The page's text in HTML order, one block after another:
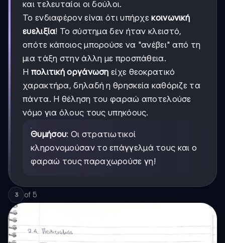
και τελευταίοι οι δούλοι.
Το ενδιαφέρον είναι ότι υπήρχεκοινωνική
ευελιξία! Το σύστημα δεν ήταν κλειστό,
οπότε κάποιος μπορούσε να "ανέβει" από τη
μια τάξη στην άλλη με προσπάθεια.
Η πολιτική οργάνωση είχε θεοκρατικό
χαρακτήρα, δηλαδή η θρησκεία καθόριζε τα
πάντα. Η θέληση του φαραώ αποτελούσε
νόμο για όλους τους υπηκόους.
Θυμήσου: Οι στρατιωτικοί
κληρονομούσαν το επάγγελμά τους και ο
φαραώ τους παραχωρούσε γη!
3 of 5